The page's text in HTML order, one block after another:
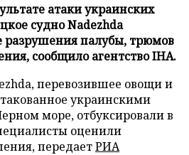
атаки украинских
судно Nadezhda
разрушения палубы, трюмов
сообщило агентство IHA.
перевозившее овощи и
украинскими
море, отбуксировали в
оценили
передаетРИА